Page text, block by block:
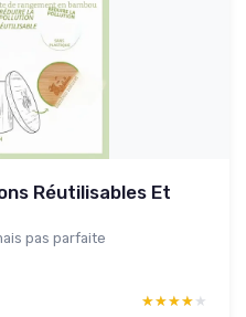
Réutilisables Et
pas parfaite
★★★★★
★★★★★